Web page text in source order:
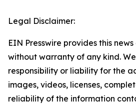
Legal Disclaimer:
EIN Presswire provides this
without warranty of any kind.
responsibility or liability for the
images, videos, licenses,
reliability of the information